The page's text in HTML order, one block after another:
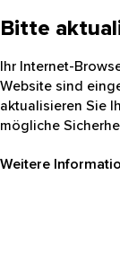
Bitte
Ihr Internet-
Website sind
aktualisieren Sie
mögliche
Weitere